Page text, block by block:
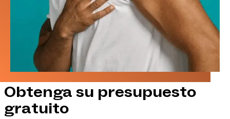
Obtenga su presupuesto
gratuito